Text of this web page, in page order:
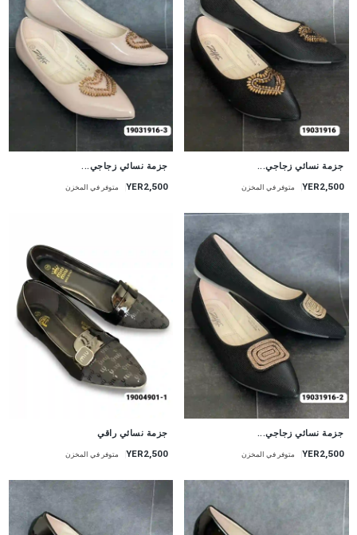
جزمة نسائي زجاجي...
YER2,500 متوفر في المخزن
جزمة نسائي زجاجي...
YER2,500 متوفر في المخزن
جزمة نسائي زجاجي...
YER2,500 متوفر في المخزن
جزمة نسائي راقي
YER2,500 متوفر في المخزن